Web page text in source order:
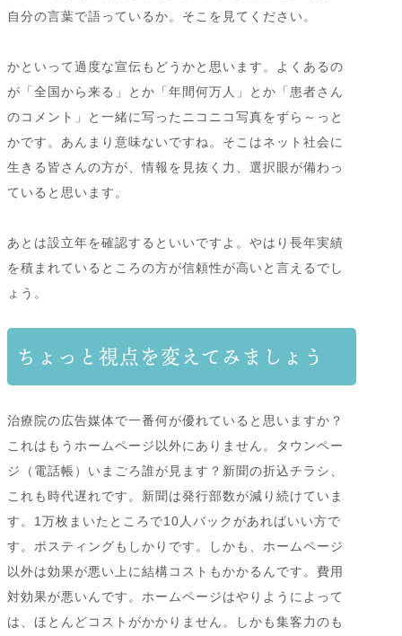
自分の言葉で語っているか。そこを見てください。
かといって過度な宣伝もどうかと思います。よくあるの
が「全国から来る」とか「年間何万人」とか「患者さん
のコメント」と一緒に写ったニコニコ写真をずら～っと
かです。あんまり意味ないですね。そこはネット社会に
生きる皆さんの方が、情報を見抜く力、選択眼が備わっ
ていると思います。
あとは設立年を確認するといいですよ。やはり長年実績
を積まれているところの方が信頼性が高いと言えるでし
ょう。
ちょっと視点を変えてみましょう
治療院の広告媒体で一番何が優れていると思いますか？
これはもうホームページ以外にありません。タウンペー
ジ（電話帳）いまごろ誰が見ます？新聞の折込チラシ、
これも時代遅れです。新聞は発行部数が減り続けていま
す。1万枚まいたところで10人バックがあればいい方で
す。ポスティングもしかりです。しかも、ホームページ
以外は効果が悪い上に結構コストもかかるんです。費用
対効果が悪いんです。ホームページはやりようによって
は、ほとんどコストがかかりません。しかも集客力のも